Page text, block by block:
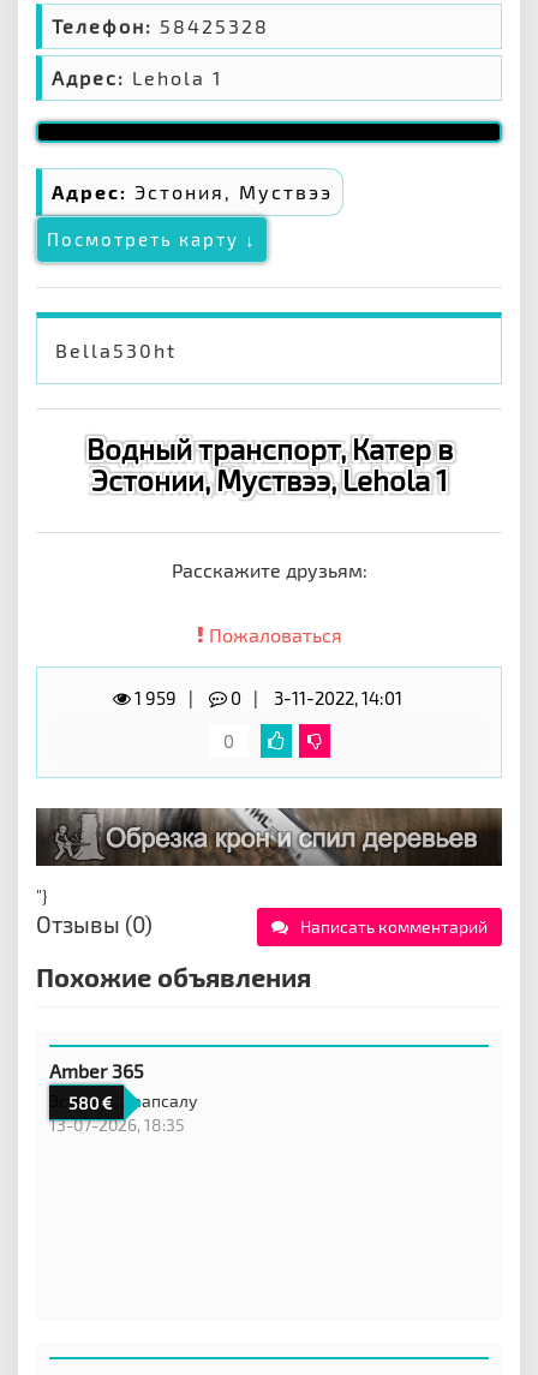
Телефон: 58425328
Адрес: Lehola 1
Адрес: Эстония, Муствээ
Посмотреть карту ↓
Bella530ht
Водный транспорт, Катер в
Эстонии, Муствээ, Lehola 1
Расскажите друзьям:
Пожаловаться
1 959 0
3-11-2022, 14:01
0
"}
Отзывы (0) Написать комментарий
Похожие объявления
580
Amber 365
Эстония,
Хаапсалу
13-07-2026, 18:35